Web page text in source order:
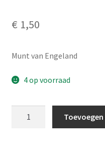
€ 1,50
Munt van Engeland
4 op voorraad